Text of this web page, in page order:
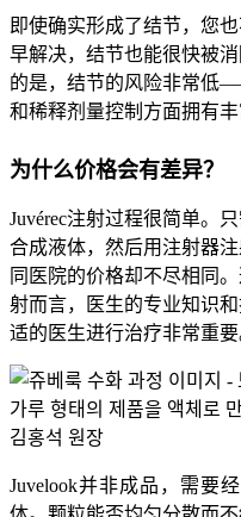
即使确实形成了结节，您
早解决，结节也能很快被
的是，结节的风险非常低
和稀释剂量控制方面拥有丰
为什么价格会有差异？
Juvérec注射过程很简单。
合成液体，然后用注射器
同医院的价格却不尽相同
射而言，医生的专业知识
适的医生进行治疗非常重要
가루 형태의 제품을 액체로
김홍석 원장
Juvelook并非成品，需要